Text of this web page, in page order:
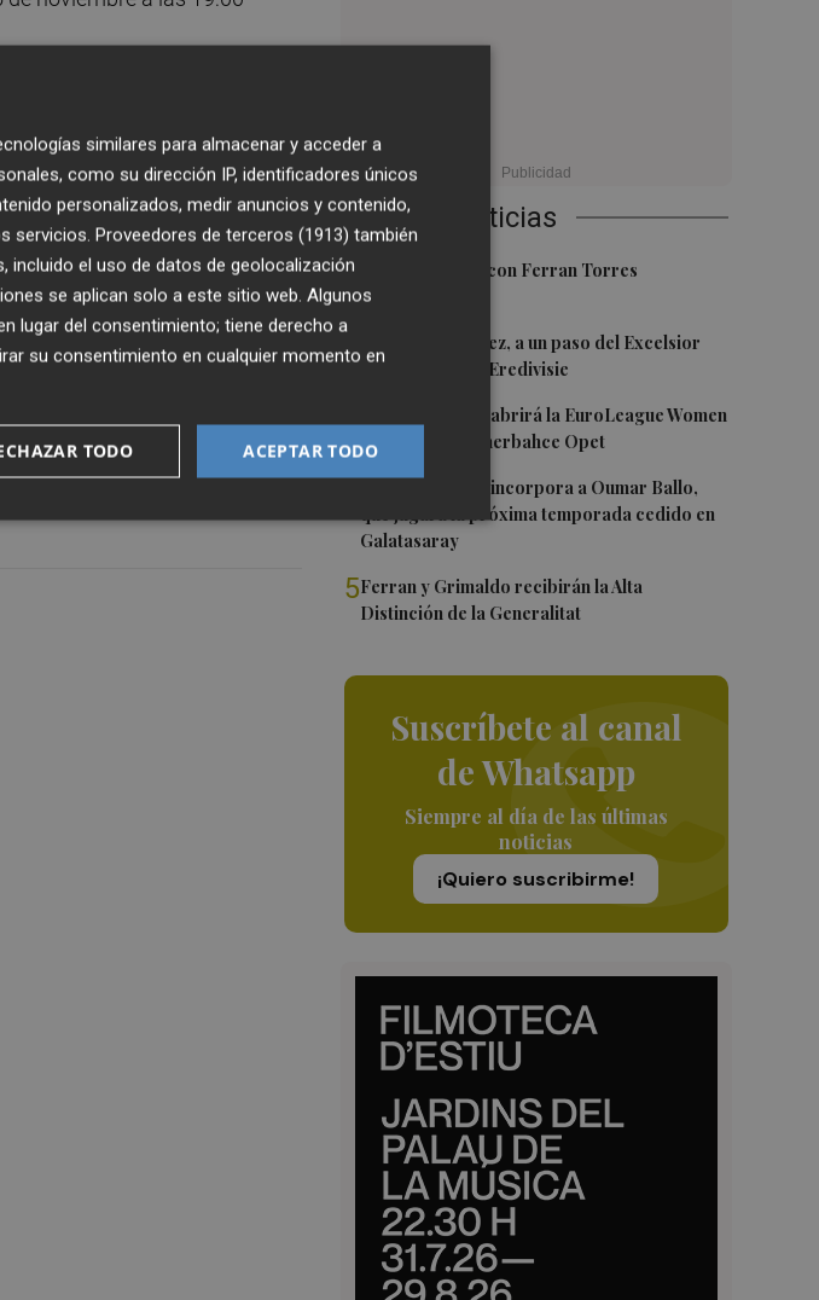
Últimas Noticias
1
Foios se vuelca con Ferran Torres
2 Mario Domínguez, a un paso del Excelsior
Róterdam de la Eredivisie
3 Valencia Basket abrirá la EuroLeague Women
en casa ante Fenerbahce Opet
4 Valencia Basket incorpora a Oumar Ballo,
que jugará la próxima temporada cedido en
Galatasaray
5Ferran y Grimaldo recibirán la Alta
Distinción de la Generalitat
Suscríbete al canal
de Whatsapp
Siempre al día de las últimas
noticias
¡Quiero suscribirme!
momento de gran
a las personas afectadas
cariño a familiares,
desolados.
municipios afectados para
similares para almacenar y acceder a
como su dirección IP, identificadores únicos
personalizados, medir anuncios y contenido,
servicios. Proveedores de terceros (1913) también
el uso de datos de geolocalización
se aplican solo a este sitio web. Algunos
lugar del consentimiento; tiene derecho a
su consentimiento en cualquier momento en
ACEPTAR TODO
TODO